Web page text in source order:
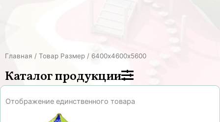
Главная / Товар Размер / 6400х4600х5600
Каталог продукции
Отображение единственного товара